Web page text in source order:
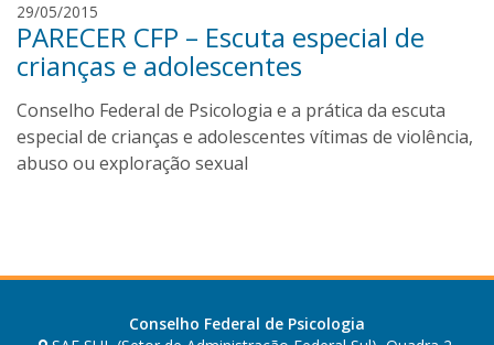
v
e
i
a
29/05/2015
v
a
n
O
l
i
a
PARECER CFP – Escuta especial de
crianças e adolescentes
Conselho Federal de Psicologia e a prática da escuta
especial de crianças e adolescentes vítimas de violência,
abuso ou exploração sexual
Conselho Federal de Psicologia